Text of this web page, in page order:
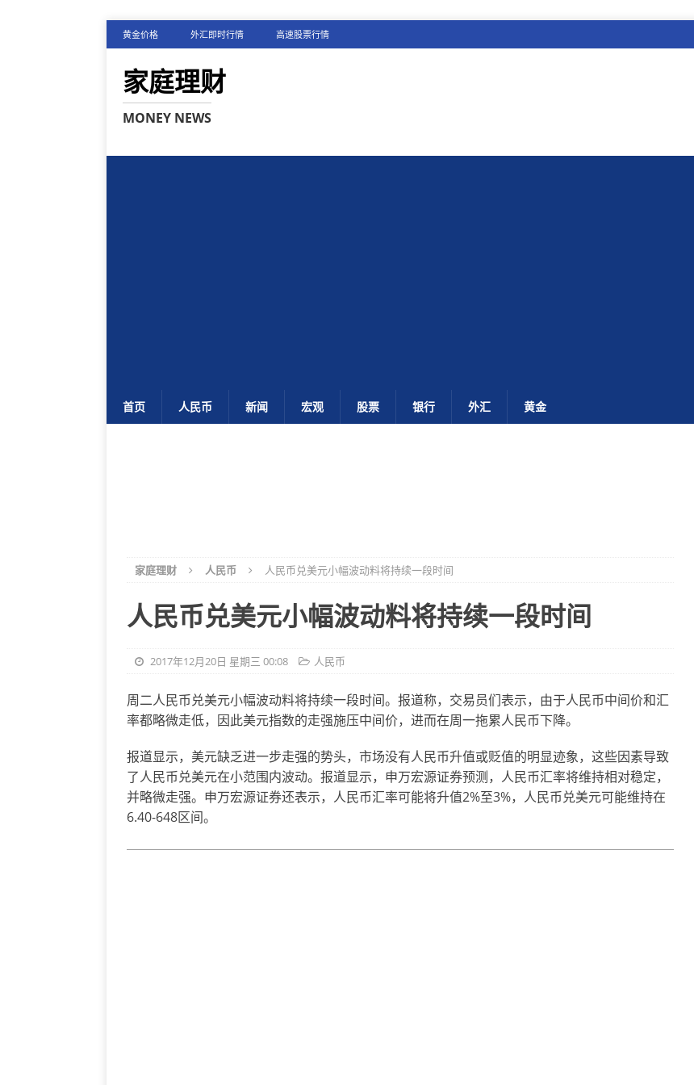
黄金价格 外汇即时行情 高速股票行情
家庭理财
MONEY NEWS
首页 人民币 新闻 宏观 股票 银行 外汇 黄金
家庭理财 人民币 人民币兑美元小幅波动料将持续一段时间
人民币兑美元小幅波动料将持续一段时间
2017年12月20日 星期三 00:08 人民币
周二人民币兑美元小幅波动料将持续一段时间。报道称，交易员们表示，由于人民币中间价和汇
率都略微走低，因此美元指数的走强施压中间价，进而在周一拖累人民币下降。
报道显示，美元缺乏进一步走强的势头，市场没有人民币升值或贬值的明显迹象，这些因素导致
了人民币兑美元在小范围内波动。报道显示，申万宏源证券预测，人民币汇率将维持相对稳定，
并略微走强。申万宏源证券还表示，人民币汇率可能将升值2%至3%，人民币兑美元可能维持在
6.40-648区间。